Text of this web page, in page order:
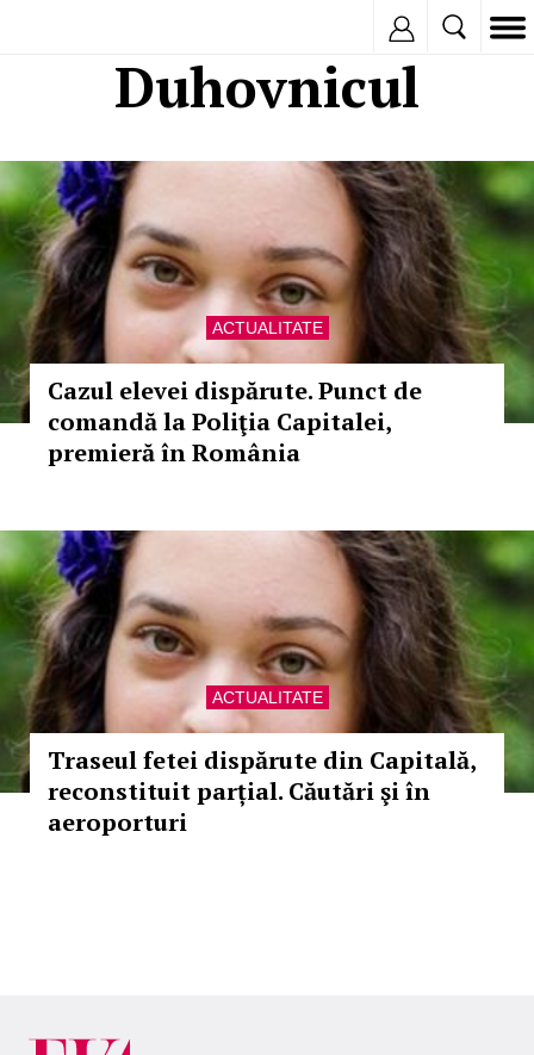
Duhovnicul
ACTUALITATE
Cazul elevei dispărute. Punct de
comandă la Poliţia Capitalei,
premieră în România
ACTUALITATE
Traseul fetei dispărute din Capitală,
reconstituit parțial. Căutări şi în
aeroporturi